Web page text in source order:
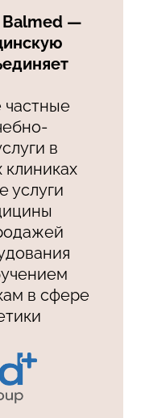
Balmed —
в
услуги
в сфере